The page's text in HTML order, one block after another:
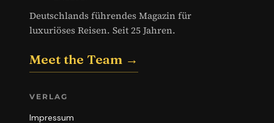
Deutschlands führendes Magazin für
luxuriöses Reisen. Seit 25 Jahren.
Meet the Team →
VERLAG
Impressum